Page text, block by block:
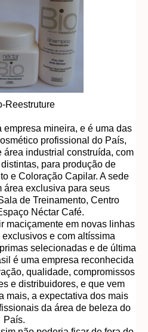
Reestruture
empresa mineira, e é uma das
profissional do País,
área industrial construída, com
para produção de
e Coloração Capilar. A sede
área exclusiva para seus
de Treinamento, Centro
Néctar Café.
maciçamente em novas linhas
e com altíssima
selecionadas e de última
é uma empresa reconhecida
qualidade, compromissos
e distribuidores, e que vem
mais, a expectativa dos mais
da área de beleza do
País.